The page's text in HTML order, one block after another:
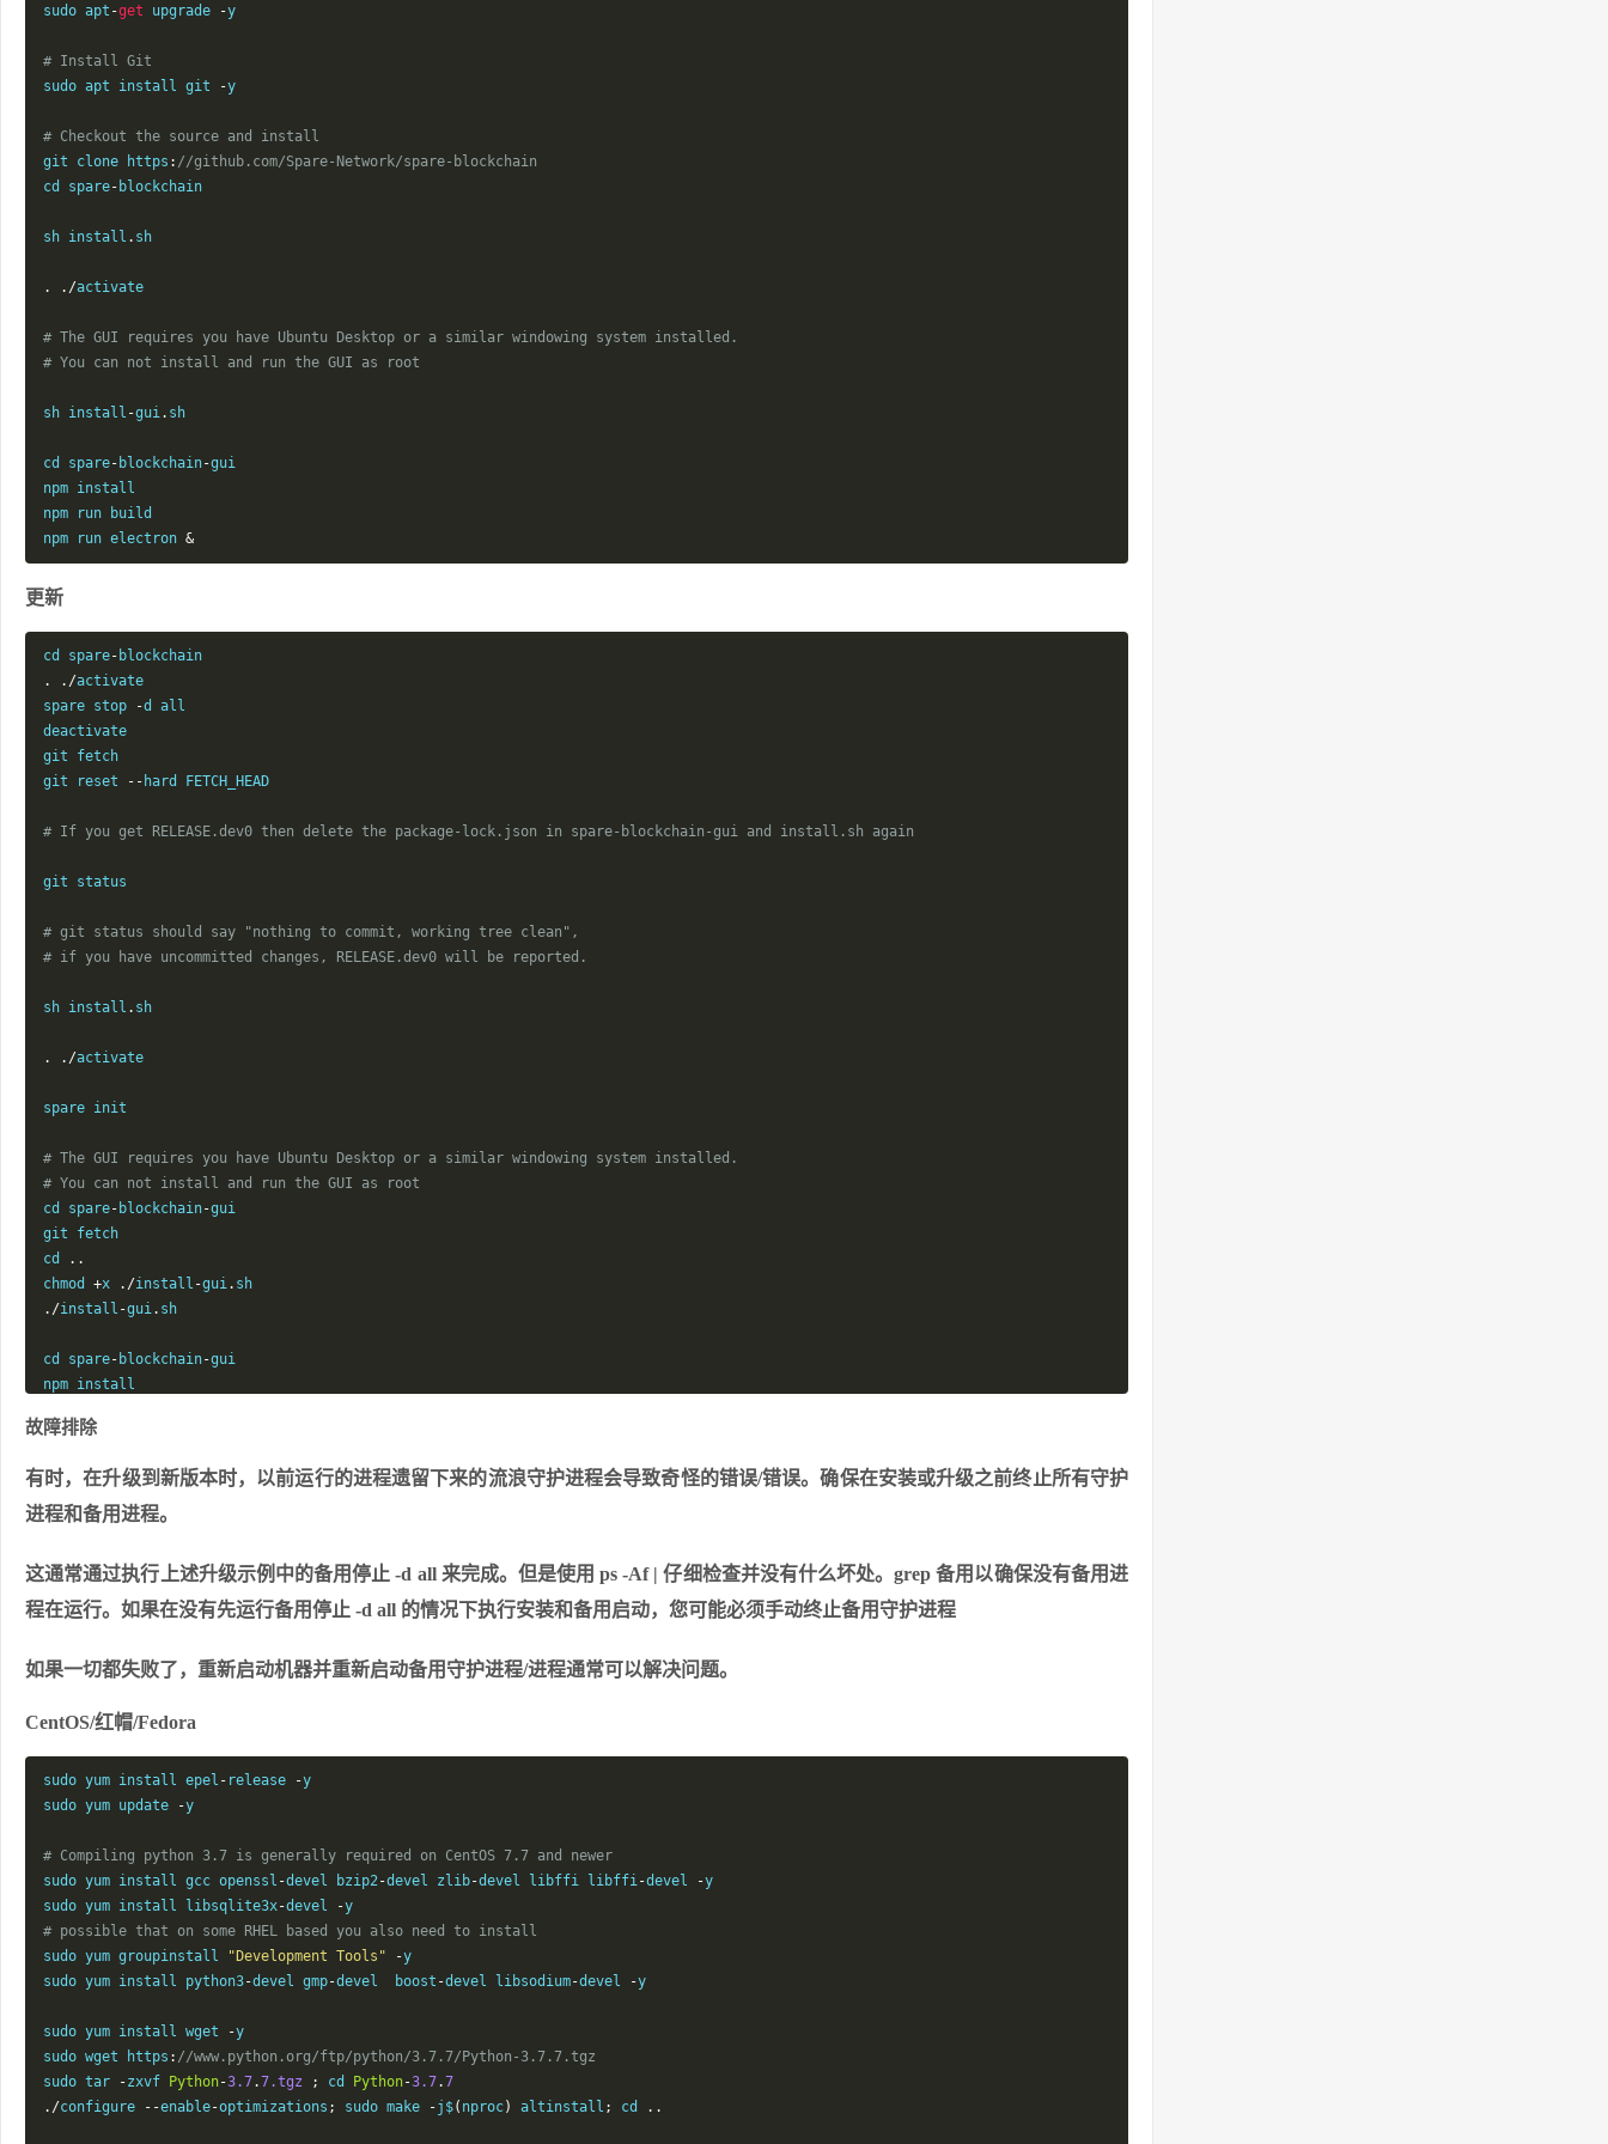
sudo apt -get upgrade -y
# Install Git
sudo apt install git
-y
# Checkout the source and install
git clone https : //github.com/Spare-Network/spare-blockchain
cd spare- blockchain
sh install . sh
. ./activate
# The GUI requires you have Ubuntu Desktop or a similar windowing system installed.
# You can not install and run the GUI as root
sh install -gui. sh
cd spare- blockchain-gui
npm install
npm run build
npm run electron &
更新
cd spare-
.
./activate
spare stop
-d all
deactivate
git fetch
git reset
-- hard FETCH_HEAD
# If you get RELEASE.dev0 then delete the package-lock.json in spare-blockchain-gui and install.sh again
git status
# git status should say "nothing to commit, working tree clean",
# if you have uncommitted changes, RELEASE.dev0 will be reported.
sh install . sh
. ./activate
spare init
# The GUI requires you have Ubuntu Desktop or a similar windowing system installed.
# You can not install and run the GUI as root
cd spare- blockchain-gui
git fetch
cd
..
chmod +x ./install -gui.
./install -gui. sh
cd spare- blockchain-gui
npm install
npm run electron
故障排除
有时，在升级到新版本时，以前运行的进程遗留下来的流浪守护进程会导致奇怪的错误/错误。确保在安装或升级之前终止所有守护
进程和备用进程。
这通常通过执行上述升级示例中的备用停止 -d all 来完成。但是使用 ps -Af | 仔细检查并没有什么坏处。grep 备用以确保没有备用进
程在运行。如果在没有先运行备用停止 -d all 的情况下执行安装和备用启动，您可能必须手动终止备用守护进程
如果一切都失败了，重新启动机器并重新启动备用守护进程/进程通常可以解决问题。
CentOS/红帽/Fedora
sudo yum install epel - release -y
sudo yum update
-y
# Compiling python 3.7 is generally required on CentOS 7.7 and newer
sudo yum install gcc openssl -devel bzip2-devel zlib-devel libffi libffi-devel -y
sudo yum install libsqlite3x-devel -
# possible that on some RHEL based you also need to install
sudo yum groupinstall
"Development Tools" -y
sudo yum install python3-devel gmp-devel  boost -devel libsodium-devel -y
sudo yum install wget -y
sudo wget https : //www.python.org/ftp/python/3.7.7/Python-3.7.7.tgz
sudo tar
-zxvf Python-3.7.7.tgz ; cd Python-3.7.7
./configure --enable-optimizations ; sudo make -j$( nproc) altinstall ; cd ..